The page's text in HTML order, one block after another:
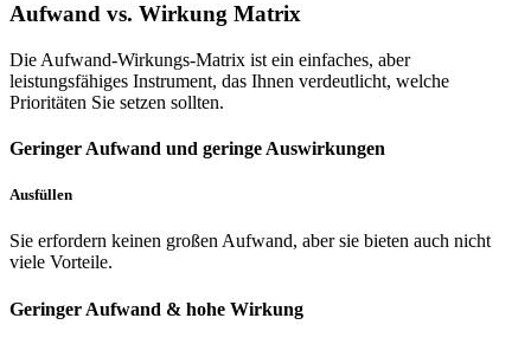
Aufwand vs. Wirkung Matrix
Die Aufwand-Wirkungs-Matrix ist ein einfaches, aber
leistungsfähiges Instrument, das Ihnen verdeutlicht, welche
Prioritäten Sie setzen sollten.
Geringer Aufwand und geringe Auswirkungen
Ausfüllen
Sie erfordern keinen großen Aufwand, aber sie bieten auch nicht
viele Vorteile.
Geringer Aufwand & hohe Wirkung